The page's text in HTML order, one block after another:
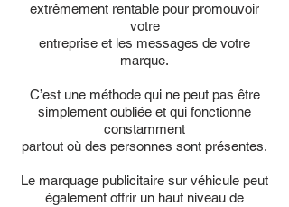
extrêmement rentable pour promouvoir
votre
entreprise et les messages de votre
marque.
C’est une méthode qui ne peut pas être
simplement oubliée et qui fonctionne
constamment
partout où des personnes sont présentes.
Le marquage publicitaire sur véhicule peut
également offrir un haut niveau de